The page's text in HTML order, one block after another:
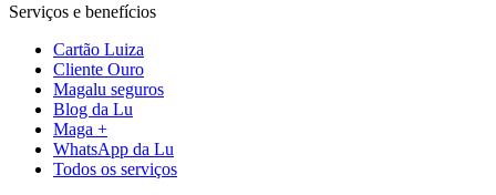
Serviços e benefícios
Cartão Luiza
Cliente Ouro
Magalu seguros
Blog da Lu
Maga +
WhatsApp da Lu
Todos os serviços